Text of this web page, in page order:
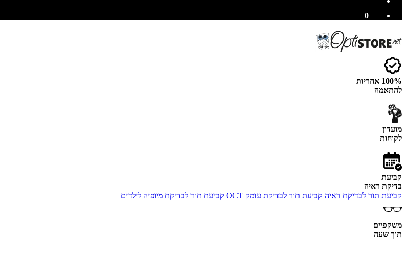
0
100% אחריות
להתאמה
מועדון
לקוחות
קביעת
בדיקת ראיה
קביעת תור לבדיקת ראיה קביעת תור לבדיקת עומק OCT קביעת תור לבדיקת מיופיה לילדים
משקפיים
תוך שעה